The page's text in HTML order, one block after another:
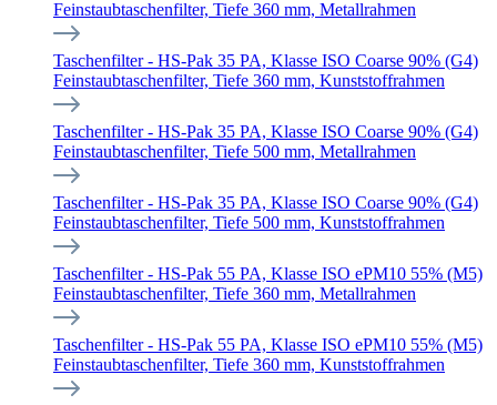
Feinstaubtaschenfilter, Tiefe 360 mm, Metallrahmen
Taschenfilter - HS-Pak 35 PA, Klasse ISO Coarse 90% (G4)
Feinstaubtaschenfilter, Tiefe 360 mm, Kunststoffrahmen
Taschenfilter - HS-Pak 35 PA, Klasse ISO Coarse 90% (G4)
Feinstaubtaschenfilter, Tiefe 500 mm, Metallrahmen
Taschenfilter - HS-Pak 35 PA, Klasse ISO Coarse 90% (G4)
Feinstaubtaschenfilter, Tiefe 500 mm, Kunststoffrahmen
Taschenfilter - HS-Pak 55 PA, Klasse ISO ePM10 55% (M5)
Feinstaubtaschenfilter, Tiefe 360 mm, Metallrahmen
Taschenfilter - HS-Pak 55 PA, Klasse ISO ePM10 55% (M5)
Feinstaubtaschenfilter, Tiefe 360 mm, Kunststoffrahmen